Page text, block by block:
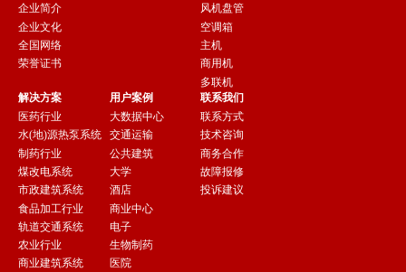
企业简介
企业文化
全国网络
荣誉证书
风机盘管
空调箱
主机
商用机
多联机
解决方案
医药行业
水(地)源热泵系统
制药行业
煤改电系统
市政建筑系统
食品加工行业
轨道交通系统
农业行业
商业建筑系统
用户案例
大数据中心
交通运输
公共建筑
大学
酒店
商业中心
电子
生物制药
医院
联系我们
联系方式
技术咨询
商务合作
故障报修
投诉建议